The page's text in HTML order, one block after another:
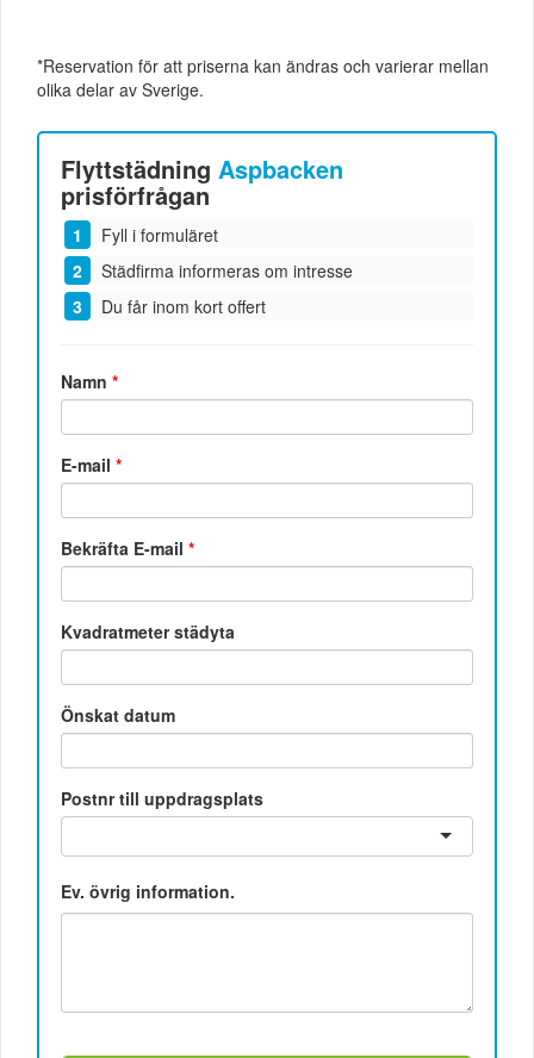
*Reservation för att priserna kan ändras och varierar mellan
olika delar av Sverige.
Flyttstädning Aspbacken
prisförfrågan
Fyll i formuläret
Städfirma informeras om intresse
Du får inom kort offert
Namn*
E-mail*
Bekräfta E-mail*
Kvadratmeter städyta
Önskat datum
Postnr till uppdragsplats
Ev. övrig information.